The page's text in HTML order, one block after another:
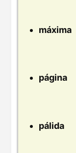
máxima
página
pálida